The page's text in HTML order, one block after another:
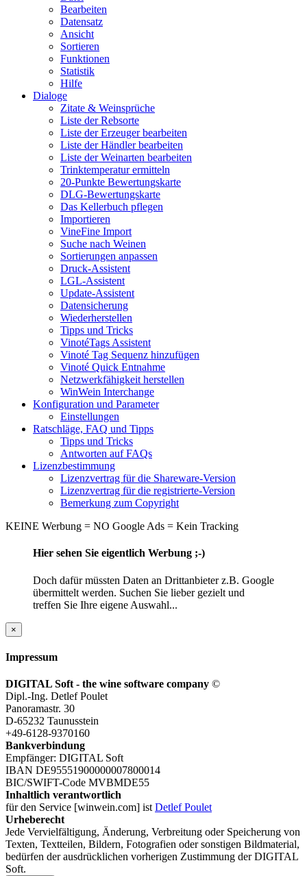
Bearbeiten
Datensatz
Ansicht
Sortieren
Funktionen
Statistik
Hilfe
Dialoge
Zitate & Weinsprüche
Liste der Rebsorte
Liste der Erzeuger bearbeiten
Liste der Händler bearbeiten
Liste der Weinarten bearbeiten
Trinktemperatur ermitteln
20-Punkte Bewertungskarte
DLG-Bewertungskarte
Das Kellerbuch pflegen
Importieren
VineFine Import
Suche nach Weinen
Sortierungen anpassen
Druck-Assistent
LGL-Assistent
Update-Assistent
Datensicherung
Wiederherstellen
Tipps und Tricks
VinotéTags Assistent
Vinoté Tag Sequenz hinzufügen
Vinoté Quick Entnahme
Netzwerkfähigkeit herstellen
WinWein Interchange
Konfiguration und Parameter
Einstellungen
Ratschläge, FAQ und Tipps
Tipps und Tricks
Antworten auf FAQs
Lizenzbestimmung
Lizenzvertrag für die Shareware-Version
Lizenzvertrag für die registrierte-Version
Bemerkung zum Copyright
KEINE Werbung = NO Google Ads = Kein Tracking
Hier sehen Sie eigentlich Werbung ;-)
Doch dafür müssten Daten an Drittanbieter z.B. Google
übermittelt werden. Suchen Sie lieber gezielt und
treffen Sie Ihre eigene Auswahl...
×
Impressum
DIGITAL Soft - the wine software company ©
Dipl.-Ing. Detlef Poulet
Panoramastr. 30
D-65232 Taunusstein
+49-6128-9370160
Bankverbindung
Empfänger: DIGITAL Soft
IBAN DE95551900000007800014
BIC/SWIFT-Code MVBMDE55
Inhaltlich verantwortlich
für den Service [winwein.com] ist Detlef Poulet
Urheberecht
Jede Vervielfältigung, Änderung, Verbreitung oder Speicherung von
Texten, Textteilen, Bildern, Fotografien oder sonstigen Bildmaterial,
bedürfen der ausdrücklichen vorherigen Zustimmung der DIGITAL
Soft.